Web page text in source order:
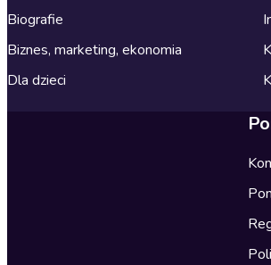
Biografie
Biznes, marketing, ekonomia
Dla dzieci